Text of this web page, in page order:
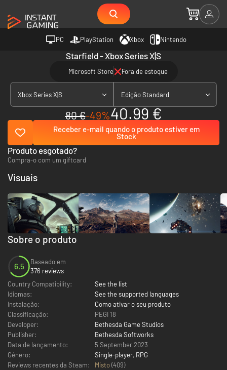
PC PlayStation Xbox Nintendo
Starfield - Xbox Series X|S
Microsoft Store Fora de estoque
Xbox Series X|S Edição Standard
80 €-49%40.99 €
Receber e-mail quando o produto estiver em
Stock
Produto esgotado?
Compra-o com um giftcard
Sobre o produto
6.5
Baseado em
376 reviews
Country Compatibility:
See the list
Idiomas:
See the supported languages
Instalação:
Como ativar o seu produto
Classificação:
PEGI 18
Developer:
Bethesda Game Studios
Publisher:
Bethesda Softworks
Data de lançamento:
5 September 2023
Género:
Single-player, RPG
Reviews recentes da Steam:
Misto(409)
Visuais